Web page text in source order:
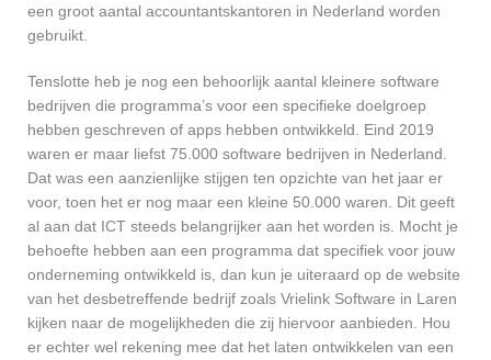
een groot aantal accountantskantoren in Nederland worden
gebruikt.
Tenslotte heb je nog een behoorlijk aantal kleinere software
bedrijven die programma’s voor een specifieke doelgroep
hebben geschreven of apps hebben ontwikkeld. Eind 2019
waren er maar liefst 75.000 software bedrijven in Nederland.
Dat was een aanzienlijke stijgen ten opzichte van het jaar er
voor, toen het er nog maar een kleine 50.000 waren. Dit geeft
al aan dat ICT steeds belangrijker aan het worden is. Mocht je
behoefte hebben aan een programma dat specifiek voor jouw
onderneming ontwikkeld is, dan kun je uiteraard op de website
van het desbetreffende bedrijf zoals Vrielink Software in Laren
kijken naar de mogelijkheden die zij hiervoor aanbieden. Hou
er echter wel rekening mee dat het laten ontwikkelen van een